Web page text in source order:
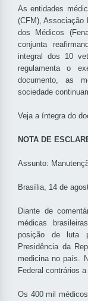
As entidades
(CFM), Associação
dos Médicos
conjunta
integral dos 10
regulamenta o
documento, as
sociedade
Veja a íntegra do
NOTA DE
Assunto:
Brasília, 14 de
Diante de
médicas
posição de luta
Presidência da
medicina no país.
Federal contrários
Os 400 mil